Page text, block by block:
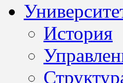
История